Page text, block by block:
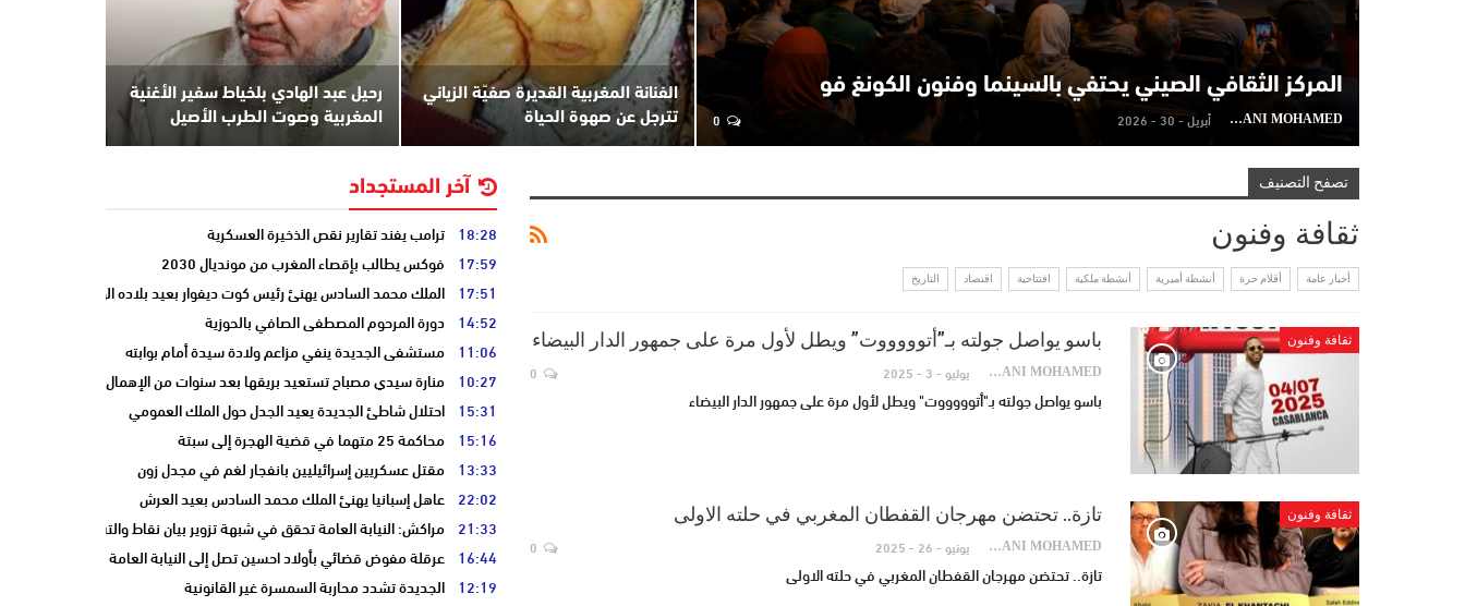
المركز الثقافي الصيني يحتفي بالسينما وفنون الكونغ فو
AYDANI MOHAMED أبريل - 30 - 2026
الفنانة المغربية القديرة صفيّة الزياني
تترجل عن صهوة الحياة
رحيل عبد الهادي بلخياط سفير الأغنية
المغربية وصوت الطرب الأصيل
تصفح التصنيف
ثقافة وفنون
أخبار عامة أقلام حرة أنشطة أميرية أنشطة ملكية افتتاحية اقتصاد التاريخ
ثقافة وفنون باسو يواصل جولته بـ”أتوووووت” ويطل لأول مرة على جمهور الدار البيضاء
AYDANI MOHAMED يوليو - 3 - 2025
باسو يواصل جولته بـ"أتوووووت" ويطل لأول مرة على جمهور الدار البيضاء
ثقافة وفنون تازة.. تحتضن مهرجان القفطان المغربي في حلته الاولى
AYDANI MOHAMED يونيو - 26 - 2025
تازة.. تحتضن مهرجان القفطان المغربي في حلته الاولى
آخر المستجداد
18:28 ترامب يفند تقارير نقص الذخيرة العسكرية
17:59 فوكس يطالب بإقصاء المغرب من مونديال 2030
17:51 الملك محمد السادس يهنئ رئيس كوت ديفوار بعيد بلاده الوطني
14:52 دورة المرحوم المصطفى الصافي بالحوزية
11:06 مستشفى الجديدة ينفي مزاعم ولادة سيدة أمام بوابته
10:27 منارة سيدي مصباح تستعيد بريقها بعد سنوات من الإهمال
15:31 احتلال شاطئ الجديدة يعيد الجدل حول الملك العمومي
15:16 محاكمة 25 متهما في قضية الهجرة إلى سبتة
13:33 مقتل عسكريين إسرائيليين بانفجار لغم في مجدل زون
22:02 عاهل إسبانيا يهنئ الملك محمد السادس بعيد العرش
21:33 مراكش: النيابة العامة تحقق في شبهة تزوير بيان نقاط والتشهير بطالب
16:44 عرقلة مفوض قضائي بأولاد احسين تصل إلى النيابة العامة
12:19 الجديدة تشدد محاربة السمسرة غير القانونية